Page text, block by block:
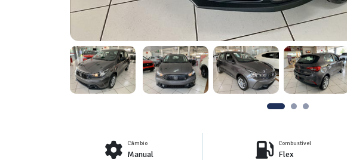
Câmbio
Manual
Combustível
Flex